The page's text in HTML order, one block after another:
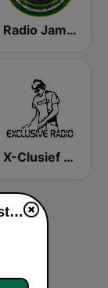
Radio Jamaica Brasileira
X-Clusief FM
West Side Radio live luisteren